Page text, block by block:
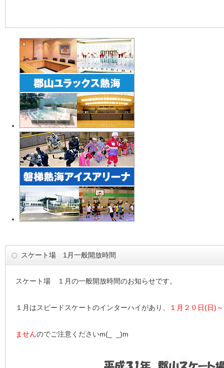
スケート場 1月一般開放時間
スケート場 １月の一般開放時間のお知らせです。
１月はスピードスケートのインターハイがあり、 １月２０日(日)
ませんのでご注意くださいm(_ _)m